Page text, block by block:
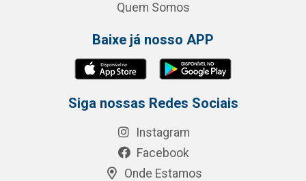
Quem Somos
Baixe já nosso APP
Siga nossas Redes Sociais
Instagram
Facebook
Onde Estamos